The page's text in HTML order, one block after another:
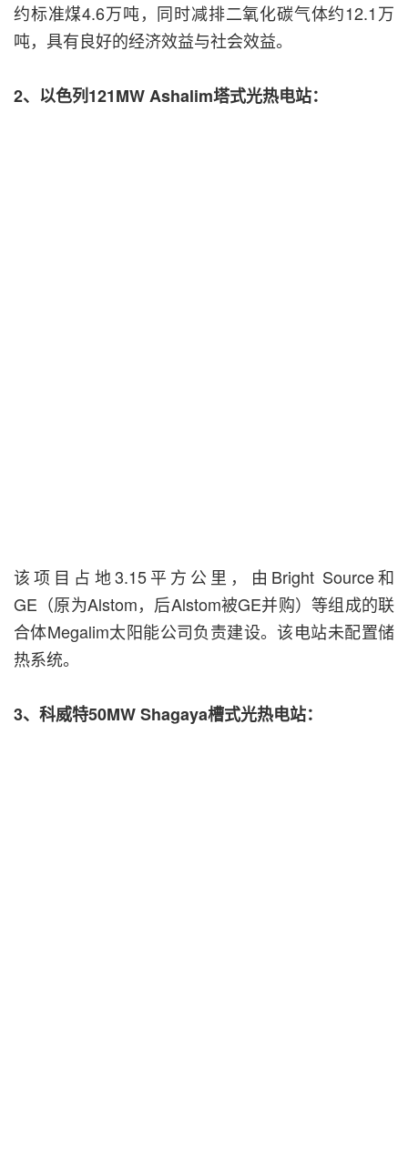
约标准煤4.6万吨，同时减排二氧化碳气体约12.1万
吨，具有良好的经济效益与社会效益。
2、以色列121MW Ashalim塔式光热电站：
该项目占地3.15平方公里，由Bright Source和
GE（原为Alstom，后Alstom被GE并购）等组成的联
合体Megalim太阳能公司负责建设。该电站未配置储
热系统。
3、科威特50MW Shagaya槽式光热电站：